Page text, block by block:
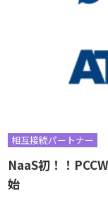
相互接続パートナー
NaaS初！！
始